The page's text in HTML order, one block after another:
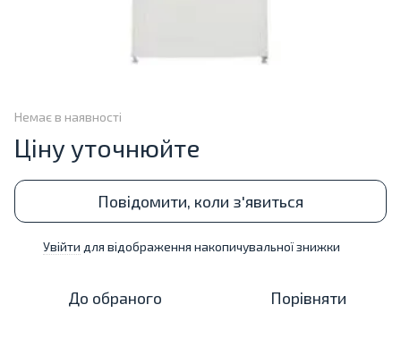
Немає в наявності
Ціну уточнюйте
Повідомити, коли з'явиться
Увійти для відображення накопичувальної знижки
До обраного Порівняти